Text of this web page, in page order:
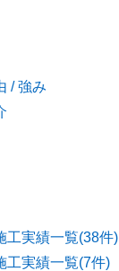
/ 強み
工実績一覧(38件)
工実績一覧(7件)